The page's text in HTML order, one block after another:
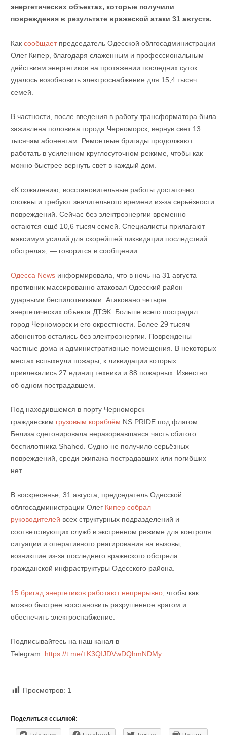
энергетических объектах, которые получили
повреждения в результате вражеской атаки 31 августа.
Как сообщаетпредседатель Одесской облгосадминистрации
Олег Кипер, благодаря слаженным и профессиональным
действиям энергетиков на протяжении последних суток
удалось возобновить электроснабжение для 15,4 тысяч
семей.
В частности, после введения в работу трансформатора была
заживлена ​​половина города Черноморск, вернув свет 13
тысячам абонентам. Ремонтные бригады продолжают
работать в усиленном круглосуточном режиме, чтобы как
можно быстрее вернуть свет в каждый дом.
«К сожалению, восстановительные работы достаточно
сложны и требуют значительного времени из-за серьёзности
повреждений. Сейчас без электроэнергии временно
остаются ещё 10,6 тысяч семей. Специалисты прилагают
максимум усилий для скорейшей ликвидации последствий
обстрела», — говорится в сообщении.
Одесса Newsинформировала, что в ночь на 31 августа
противник массированно атаковал Одесский район
ударными беспилотниками. Атаковано четыре
энергетических объекта ДТЭК. Больше всего пострадал
город Черноморск и его окрестности. Более 29 тысяч
абонентов остались без электроэнергии. Повреждены
частные дома и административные помещения. В некоторых
местах вспыхнули пожары, к ликвидации которых
привлекались 27 единиц техники и 88 пожарных. Известно
об одном пострадавшем.
Под находившемся в порту Черноморск
гражданским грузовым кораблём NS PRIDE под флагом
Белиза сдетонировала неразорвавшаяся часть сбитого
беспилотника Shahed. Судно не получило серьёзных
повреждений, среди экипажа пострадавших или погибших
нет.
В воскресенье, 31 августа, председатель Одесской
облгосадминистрации Олег Кипер собрал
руководителей всех структурных подразделений и
соответствующих служб в экстренном режиме для контроля
ситуации и оперативного реагирования на вызовы,
возникшие из-за последнего вражеского обстрела
гражданской инфраструктуры Одесского района.
15 бригад энергетиков работают непрерывно, чтобы как
можно быстрее восстановить разрушенное врагом и
обеспечить электроснабжение.
Подписывайтесь на наш канал в
Telegram: https://t.me/+K3QIJDVwDQhmNDMy
Просмотров: 1
Поделиться ссылкой: